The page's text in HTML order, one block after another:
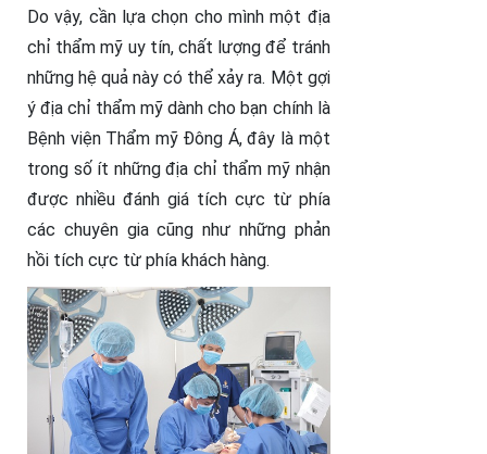
Do vậy, cần lựa chọn cho mình một địa
chỉ thẩm mỹ uy tín, chất lượng để tránh
những hệ quả này có thể xảy ra. Một gợi
ý địa chỉ thẩm mỹ dành cho bạn chính là
Bệnh viện Thẩm mỹ Đông Á, đây là một
trong số ít những địa chỉ thẩm mỹ nhận
được nhiều đánh giá tích cực từ phía
các chuyên gia cũng như những phản
hồi tích cực từ phía khách hàng.